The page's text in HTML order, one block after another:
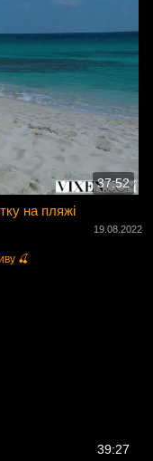
37:52
на пляжі
19.08.2022
39:27